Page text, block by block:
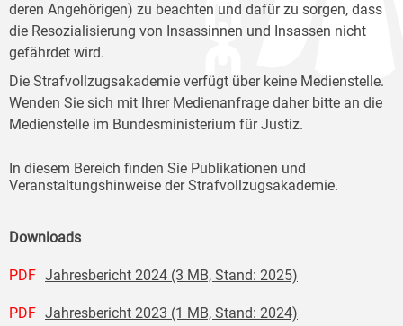
deren Angehörigen) zu beachten und dafür zu sorgen, dass
die Resozialisierung von Insassinnen und Insassen nicht
gefährdet wird.
Die Strafvollzugsakademie verfügt über keine Medienstelle.
Wenden Sie sich mit Ihrer Medienanfrage daher bitte an die
Medienstelle im Bundesministerium für Justiz.
In diesem Bereich finden Sie Publikationen und
Veranstaltungshinweise der Strafvollzugsakademie.
Downloads
PDF Jahresbericht 2024 (3 MB, Stand: 2025)
PDF Jahresbericht 2023 (1 MB, Stand: 2024)